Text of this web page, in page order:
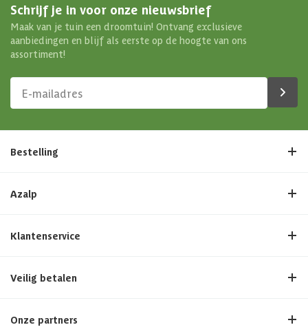
Schrijf je in voor onze nieuwsbrief
Maak van je tuin een droomtuin! Ontvang exclusieve
aanbiedingen en blijf als eerste op de hoogte van ons
assortiment!
Bestelling
Azalp
Klantenservice
Veilig betalen
Onze partners